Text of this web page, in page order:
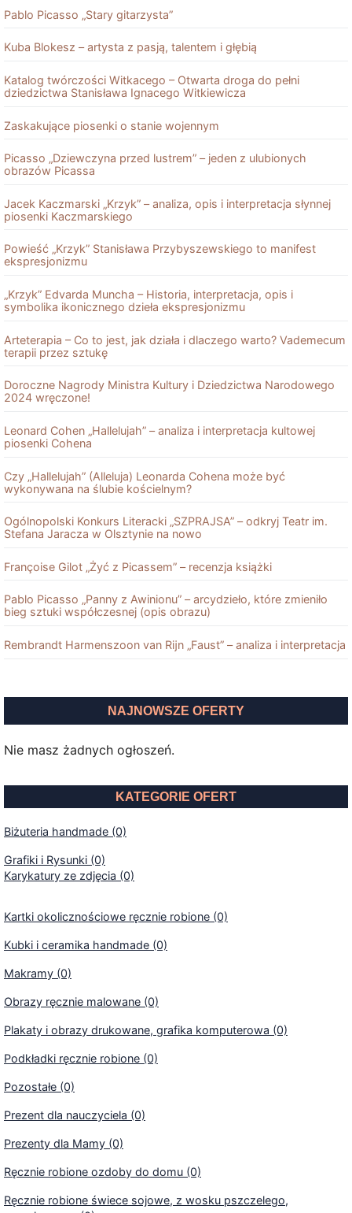
Pablo Picasso „Stary gitarzysta”
Kuba Blokesz – artysta z pasją, talentem i głębią
Katalog twórczości Witkacego – Otwarta droga do pełni
dziedzictwa Stanisława Ignacego Witkiewicza
Zaskakujące piosenki o stanie wojennym
Picasso „Dziewczyna przed lustrem” – jeden z ulubionych
obrazów Picassa
Jacek Kaczmarski „Krzyk” – analiza, opis i interpretacja słynnej
piosenki Kaczmarskiego
Powieść „Krzyk” Stanisława Przybyszewskiego to manifest
ekspresjonizmu
„Krzyk” Edvarda Muncha – Historia, interpretacja, opis i
symbolika ikonicznego dzieła ekspresjonizmu
Arteterapia – Co to jest, jak działa i dlaczego warto? Vademecum
terapii przez sztukę
Doroczne Nagrody Ministra Kultury i Dziedzictwa Narodowego
2024 wręczone!
Leonard Cohen „Hallelujah” – analiza i interpretacja kultowej
piosenki Cohena
Czy „Hallelujah” (Alleluja) Leonarda Cohena może być
wykonywana na ślubie kościelnym?
Ogólnopolski Konkurs Literacki „SZPRAJSA” – odkryj Teatr im.
Stefana Jaracza w Olsztynie na nowo
Françoise Gilot „Żyć z Picassem” – recenzja książki
Pablo Picasso „Panny z Awinionu” – arcydzieło, które zmieniło
bieg sztuki współczesnej (opis obrazu)
Rembrandt Harmenszoon van Rĳn „Faust” – analiza i interpretacja
NAJNOWSZE OFERTY
Nie masz żadnych ogłoszeń.
KATEGORIE OFERT
Biżuteria handmade (0)
Grafiki i Rysunki (0)
Karykatury ze zdjęcia (0)
Kartki okolicznościowe ręcznie robione (0)
Kubki i ceramika handmade (0)
Makramy (0)
Obrazy ręcznie malowane (0)
Plakaty i obrazy drukowane, grafika komputerowa (0)
Podkładki ręcznie robione (0)
Pozostałe (0)
Prezent dla nauczyciela (0)
Prezenty dla Mamy (0)
Ręcznie robione ozdoby do domu (0)
Ręcznie robione świece sojowe, z wosku pszczelego,